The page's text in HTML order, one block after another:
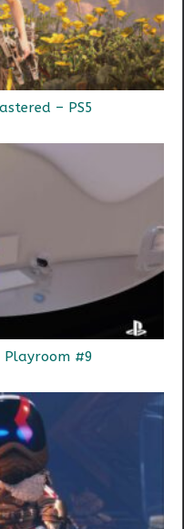
– PS5
Playroom #9